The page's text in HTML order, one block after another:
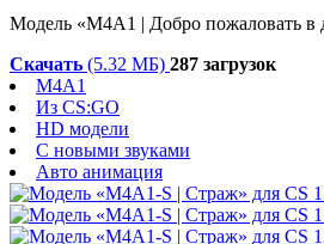
Модель «М4А1 | Добро пожаловать в
Скачать (5.32 МБ) 287 загрузок
M4A1
Из CS:GO
HD модели
С новыми звуками
Авто анимация